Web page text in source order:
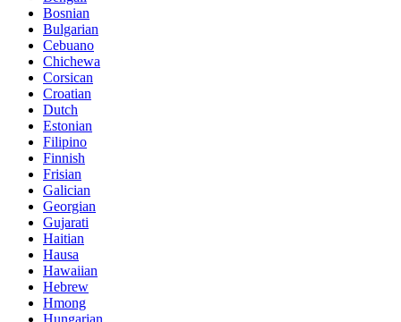
Bosnian
Bulgarian
Cebuano
Chichewa
Corsican
Croatian
Dutch
Estonian
Filipino
Finnish
Frisian
Galician
Georgian
Gujarati
Haitian
Hausa
Hawaiian
Hebrew
Hmong